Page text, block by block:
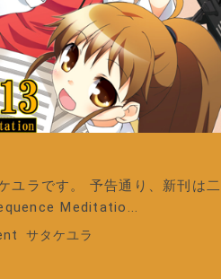
ユラです。 予告通り、新刊は二
Meditatio...
サタケユラ